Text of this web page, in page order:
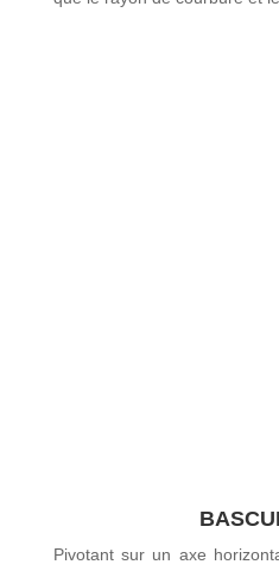
Pivotant sur un axe